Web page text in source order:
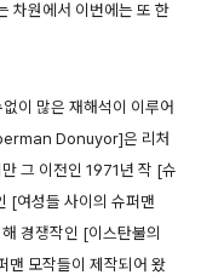
차원에서 이번에는 또 한
이 많은 재해석이 이루어
Donuyor]은 리처
그 이전인 1971년 작 [슈
[여성들 사이의 슈퍼맨
경쟁작인 [이스탄불의
모작들이 제작되어 왔